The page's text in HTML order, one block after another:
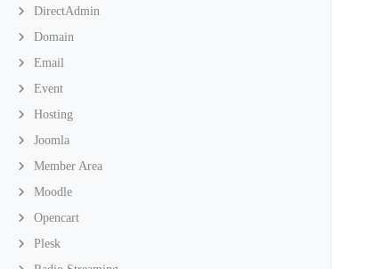
DirectAdmin
Domain
Email
Event
Hosting
Joomla
Member Area
Moodle
Opencart
Plesk